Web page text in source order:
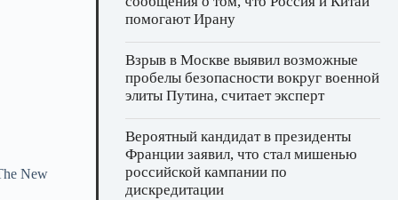
New
помогают Ирану
Взрыв в Москве выявил возможные
пробелы безопасности вокруг военной
элиты Путина, считает эксперт
Вероятный кандидат в президенты
Франции заявил, что стал мишенью
российской кампании по
дискредитации